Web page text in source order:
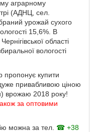
аграрному
(АДНЦ, сел.
урожай сухого
15,6%. В
області
вологості
пропонує купити
привабливою ціною
врожаю 2018 року!
за оптовими
можна за тел. ☎ +38